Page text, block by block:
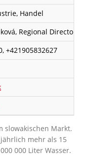
Handel
Regional Director
+421905832627
slowakischen Markt.
mehr als 15
000 Liter Wasser.